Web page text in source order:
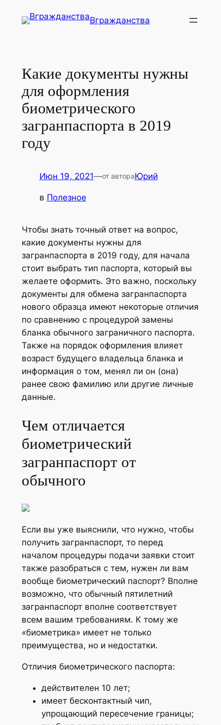
Вгражданства
Какие документы нужны
для оформления
биометрического
загранпаспорта в 2019
году
Июн 19, 2021—от автораЮрий
в Полезное
Чтобы знать точный ответ на вопрос,
какие документы нужны для
загранпаспорта в 2019 году, для начала
стоит выбрать тип паспорта, который вы
желаете оформить. Это важно, поскольку
документы для обмена загранпаспорта
нового образца имеют некоторые отличия
по сравнению с процедурой замены
бланка обычного заграничного паспорта.
Также на порядок оформления влияет
возраст будущего владельца бланка и
информация о том, менял ли он (она)
ранее свою фамилию или другие личные
данные.
Чем отличается
биометрический
загранпаспорт от
обычного
Если вы уже выяснили, что нужно, чтобы
получить загранпаспорт, то перед
началом процедуры подачи заявки стоит
также разобраться с тем, нужен ли вам
вообще биометрический паспорт? Вполне
возможно, что обычный пятилетний
загранпаспорт вполне соответствует
всем вашим требованиям. К тому же
«биометрика» имеет не только
преимущества, но и недостатки.
Отличия биометрического паспорта:
действителен 10 лет;
имеет бесконтактный чип,
упрощающий пересечение границы;